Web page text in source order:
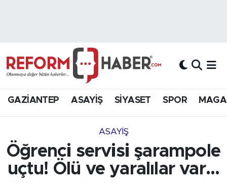
GAZİANTEP ASAYİŞ SİYASET SPOR
ASAYİŞ
Öğrenci servisi şarampole
uçtu! Ölü ve yaralılar var...
Hava Durumu
Süper Lig Puan Durumu ve Fikstür
Tüm Manşetler
Son Dakika Haberleri